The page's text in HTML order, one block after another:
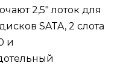
2,5" лоток для
SATA, 2 слота
и